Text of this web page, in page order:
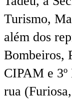
Turismo,
além dos
Bombeiros,
CIPAM e 3º
rua